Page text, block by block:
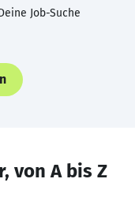
Job-Suche
von A bis Z